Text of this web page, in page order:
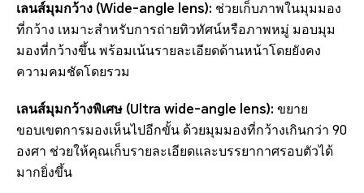
เลนส์มุมกว้าง (Wide-angle lens): ช่วยเก็บภาพในมุมมอง
ที่กว้าง เหมาะสำหรับการถ่ายทิวทัศน์หรือภาพหมู่ มอบมุม
มองที่กว้างขึ้น พร้อมเน้นรายละเอียดด้านหน้าโดยยังคง
ความคมชัดโดยรวม
เลนส์มุมกว้างพิเศษ (Ultra wide-angle lens): ขยาย
ขอบเขตการมองเห็นไปอีกขั้น ด้วยมุมมองที่กว้างเกินกว่า 90
องศา ช่วยให้คุณเก็บรายละเอียดและบรรยากาศรอบตัวได้
มากยิ่งขึ้น